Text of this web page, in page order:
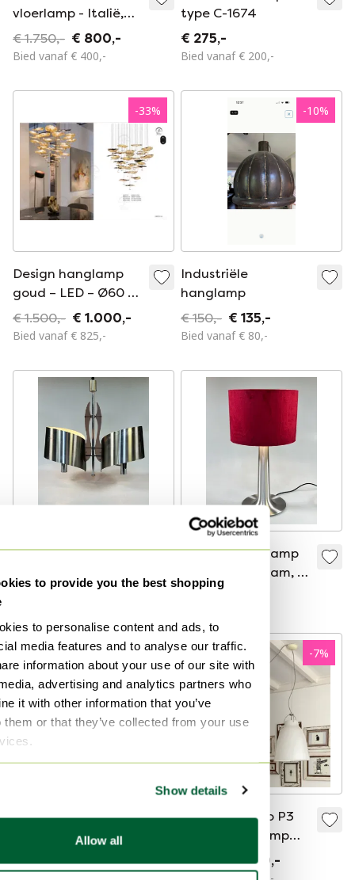
to provide you the best shopping
to personalise content and ads, to
media features and to analyse our traffic.
information about your use of our site with
advertising and analytics partners who
it with other information that you’ve
them or that they’ve collected from your use
Show details
Allow all
vloerlamp - Italië,
jaren 1990
€ 1.750,- € 800,-
Bied vanaf € 400,-
type C-1674
€ 275,-
Bied vanaf € 200,-
-33%
Design hanglamp
goud – LED – Ø60 x
H280 cm – Model
8827P/13
€ 1.500,- € 1.000,-
Bied vanaf € 825,-
-10%
Industriële
hanglamp
€ 150,- € 135,-
Bied vanaf € 80,-
Vintage Maison
Frankrijk 60's
Vintage Tafellamp
Raak Amsterdam, D
2097, Trompetlamp
-10%
SLACK 1 vloerlamp
€ 1.200,- € 1.080,-
-7%
2x Caravaggio P3
Opaal Hanglamp
€ 950,- € 880,-